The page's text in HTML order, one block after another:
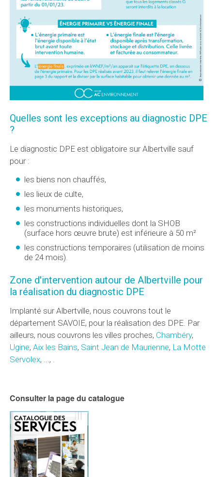
Quelles sont les exceptions au diagnostic DPE
?
Le diagnostic DPE est obligatoire sur Albertville sauf
pour :
les biens non chauffés,
les lieux de culte,
les monuments historiques,
les constructions individuelles dont la SHOB
(surface hors œuvre brute) est inférieure à 50 m²
les constructions temporaires (utilisation de moins
de 24 mois).
Zone d'intervention autour de Albertville pour
la réalisation du diagnostic DPE
Implanté sur Albertville, nous couvrons tout le
département SAVOIE, pour la réalisation des DPE. Par
ailleurs, nous couvrons les villes proches, Chambéry,
Ugine, Aix les Bains, Saint Jean de Maurienne, La Motte
Servolex, ..., .
Consulter la page du catalogue